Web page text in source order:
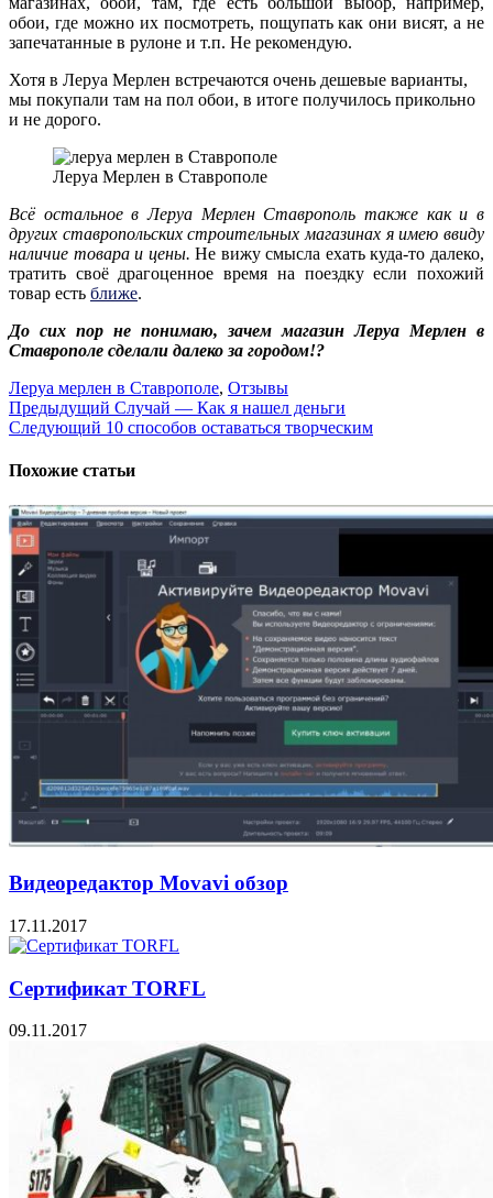
обои, где можно их посмотреть, пощупать как они висят, а не
запечатанные в рулоне и т.п. Не рекомендую.
Хотя в Леруа Мерлен встречаются очень дешевые варианты,
мы покупали там на пол обои, в итоге получилось прикольно
и не дорого.
Леруа Мерлен в Ставрополе
Всё остальное в Леруа Мерлен Ставрополь также как и в
других ставропольских строительных магазинах я имею ввиду
наличие товара и цены. Не вижу смысла ехать куда-то далеко,
тратить своё драгоценное время на поездку если похожий
товар есть ближе.
До сих пор не понимаю, зачем магазин Леруа Мерлен в
Ставрополе сделали далеко за городом!?
Леруа мерлен в Ставрополе, Отзывы
Навигация
по
записям
Предыдущий Случай — Как я нашел деньги
Следующий 10 способов оставаться творческим
Похожие статьи
Видеоредактор Movavi обзор
17.11.2017
Сертификат TORFL
09.11.2017